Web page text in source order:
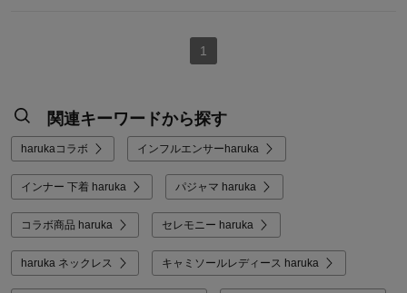
1
関連キーワードから探す
harukaコラボ インフルエンサーharuka
インナー 下着 haruka パジャマ haruka
コラボ商品 haruka セレモニー haruka
haruka ネックレス キャミソールレディース haruka